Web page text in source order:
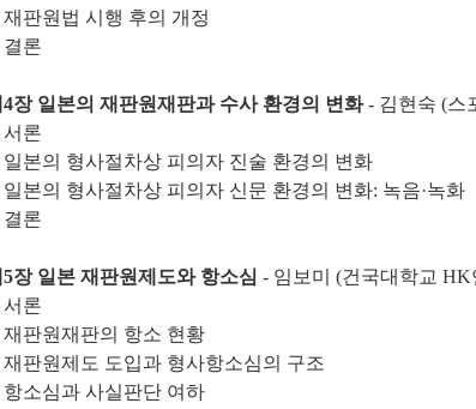
재판원법 시행 후의 개정
결론
4장 일본의 재판원재판과 수사 환경의 변화- 김현숙 (스
서론
일본의 형사절차상 피의자 진술 환경의 변화
일본의 형사절차상 피의자 신문 환경의 변화: 녹음·녹화
결론
장 일본 재판원제도와 항소심 - 임보미 (건국대학교 HK
서론
재판원재판의 항소 현황
재판원제도 도입과 형사항소심의 구조
항소심과 사실판단 여하